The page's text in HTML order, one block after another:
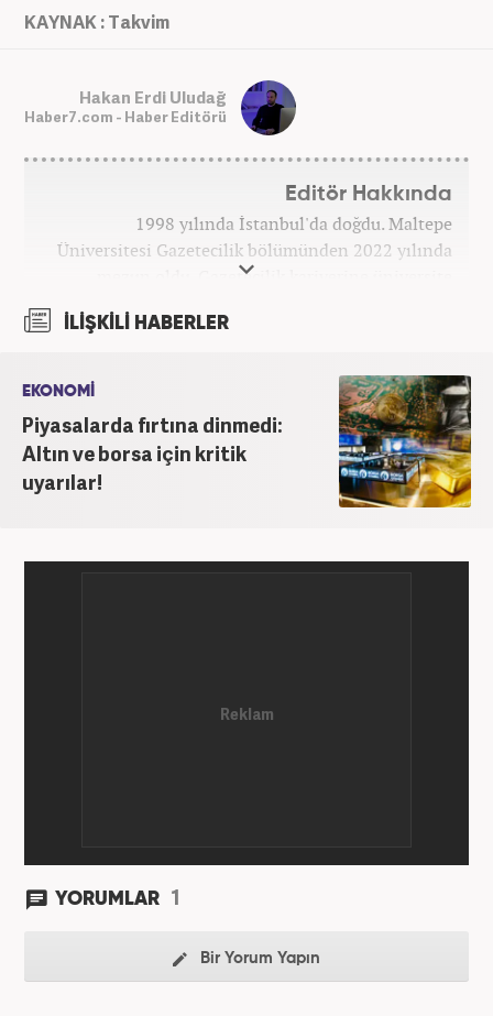
KAYNAK : Takvim
Hakan Erdi Uludağ
Haber7.com - Haber Editörü
Editör Hakkında
1998 yılında İstanbul'da doğdu. Maltepe
Üniversitesi Gazetecilik bölümünden 2022 yılında
mezun oldu. Gazetecilik kariyerine üniversite
Gazetecilik kariyerini sürdürüyor. Meslek hayatına
'Editör' olarak devam ediyor.
İLİŞKİLİ HABERLER
EKONOMİ
Piyasalarda fırtına dinmedi:
Altın ve borsa için kritik
uyarılar!
YORUMLAR 1
Bir Yorum Yapın